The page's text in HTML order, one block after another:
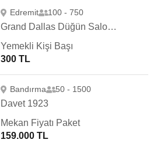
Edremit 100 - 750
Grand Dallas Düğün Salonu
Yemekli Kişi Başı
300 TL
Bandırma 50 - 1500
Davet 1923
Mekan Fiyatı Paket
159.000 TL